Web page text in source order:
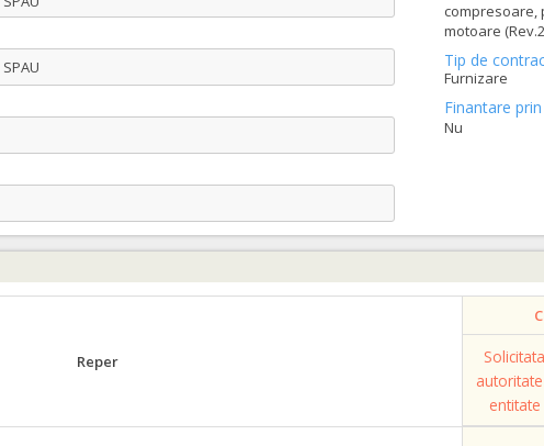
compresoare,
motoare
Tip de
Furnizare
Finantare
Nu
Reper
Solicitata
entitate